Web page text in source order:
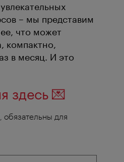
– мы представим
что может
компактно,
в месяц. И это
здесь 💌
, обязательны для